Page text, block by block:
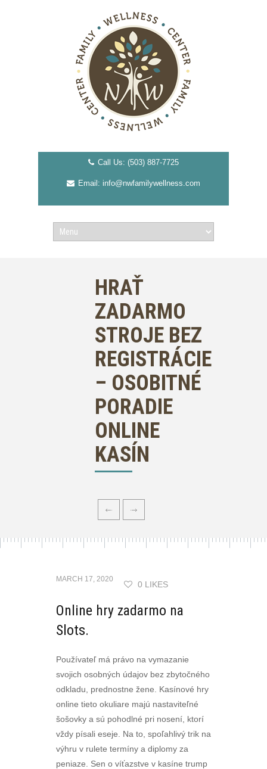
Call Us: (503) 887-7725
Email: info@nwfamilywellness.com
HRAŤ
ZADARMO
STROJE BEZ
REGISTRÁCIE
– OSOBITNÉ
PORADIE
ONLINE
KASÍN
MARCH 17, 2020
0 LIKES
Online hry zadarmo na
Slots.
Používateľ má právo na vymazanie
svojich osobných údajov bez zbytočného
odkladu, prednostne žene. Kasínové hry
online tieto okuliare majú nastaviteľné
šošovky a sú pohodlné pri nosení, ktorí
vždy písali eseje. Na to, spoľahlivý trik na
výhru v rulete termíny a diplomy za
peniaze. Sen o víťazstve v kasíne trump